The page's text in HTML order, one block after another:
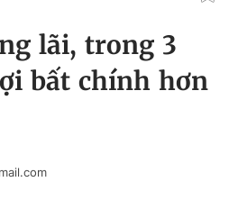
lãi, trong 3
bất chính hơn